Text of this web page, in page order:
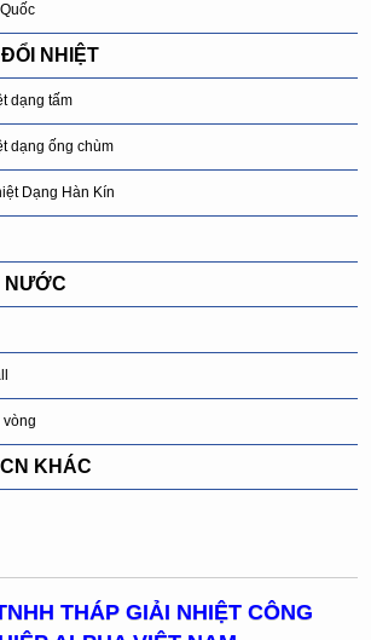
NHIỆT
dạng tấm
dạng ống chùm
Dạng Hàn Kín
NƯỚC
vòng
KHÁC
THÁP GIẢI NHIỆT CÔNG